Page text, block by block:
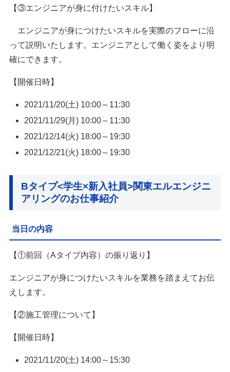
【③エンジニアが身に付けたいスキル】
エンジニアが身につけたいスキルを実際のフローに沿
って説明いたします。エンジニアとして働く姿をより明
確にできます。
【開催日時】
2021/11/20(土) 10:00～11:30
2021/11/29(月) 10:00～11:30
2021/12/14(火) 18:00～19:30
2021/12/21(火) 18:00～19:30
Bタイプ<学生×新入社員>関東エルエンジニ
アリングのお仕事紹介
当日の内容
【①前回（Aタイプ内容）の振り返り】
エンジニアが身につけたいスキルを業務を踏まえてお伝
えします。
【②施工管理について】
【開催日時】
2021/11/20(土) 14:00～15:30